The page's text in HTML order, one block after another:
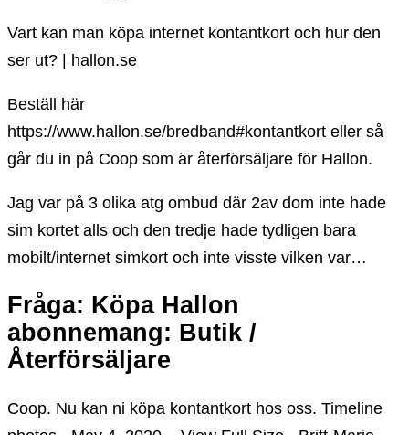
Vart kan man köpa internet kontantkort och hur den
ser ut? | hallon.se
Beställ här
https://www.hallon.se/bredband#kontantkort eller så
går du in på Coop som är återförsäljare för Hallon.
Jag var på 3 olika atg ombud där 2av dom inte hade
sim kortet alls och den tredje hade tydligen bara
mobilt/internet simkort och inte visste vilken var…
Fråga: Köpa Hallon
abonnemang: Butik /
Återförsäljare
Coop. Nu kan ni köpa kontantkort hos oss. Timeline